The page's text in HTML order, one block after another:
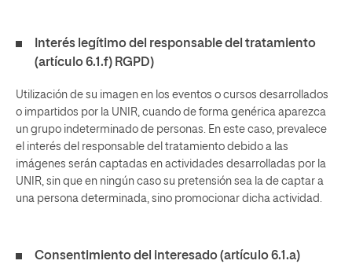
Interés legítimo del responsable del tratamiento
(artículo 6.1.f) RGPD)
Utilización de su imagen en los eventos o cursos desarrollados
o impartidos por la UNIR, cuando de forma genérica aparezca
un grupo indeterminado de personas. En este caso, prevalece
el interés del responsable del tratamiento debido a las
imágenes serán captadas en actividades desarrolladas por la
UNIR, sin que en ningún caso su pretensión sea la de captar a
una persona determinada, sino promocionar dicha actividad.
Consentimiento del interesado (artículo 6.1.a)